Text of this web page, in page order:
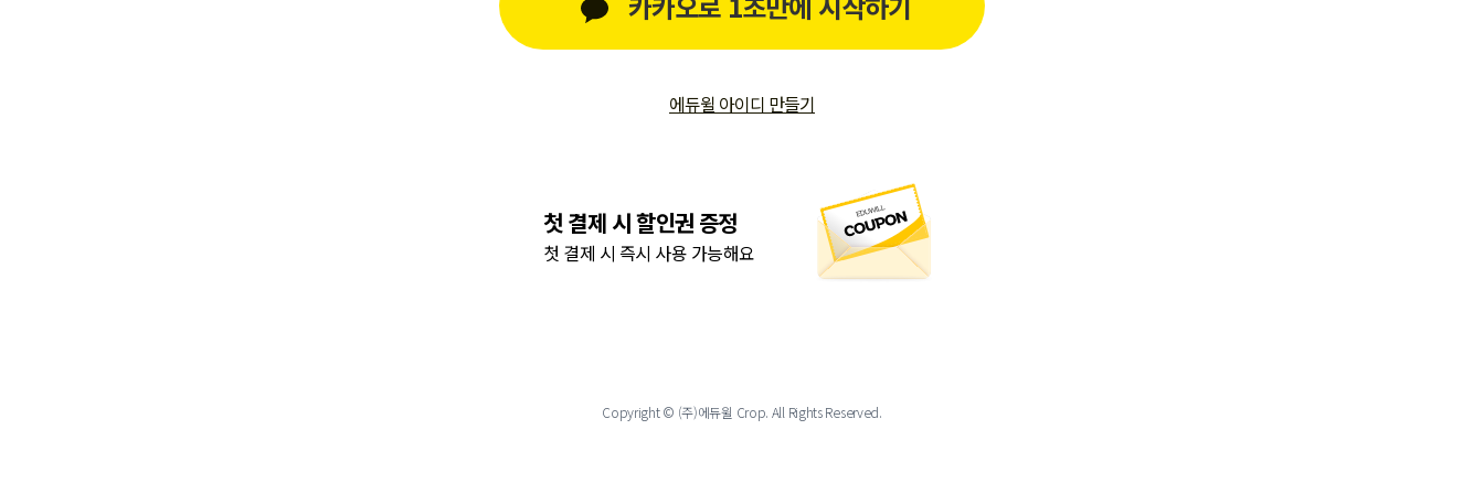
에듀윌 아이디 만들기
첫 결제 시 할인권 증정
첫 결제 시 즉시 사용 가능해요
Copyright © (주)에듀윌 Crop. All Rights Reserved.